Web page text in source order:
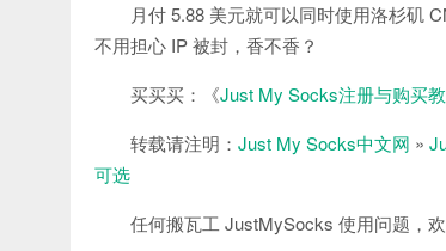
月付 5.88 美元就可以同时使用洛杉矶
不用担心 IP 被封，香不香？
买买买：《Just My Socks注册与购买
转载请注明： Just My Socks中文网 »
可选
任何搬瓦工 JustMySocks 使用问题，